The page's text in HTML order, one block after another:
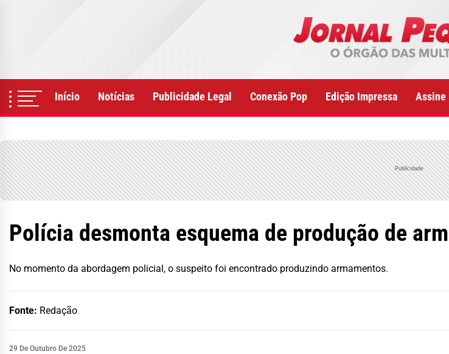
Início Notícias Publicidade Legal Conexão Pop Edição Impressa Assine
Publicidade
Polícia desmonta esquema de produção de
No momento da abordagem policial, o suspeito foi encontrado produzindo armamentos.
Fonte: Redação
29 De Outubro De 2025